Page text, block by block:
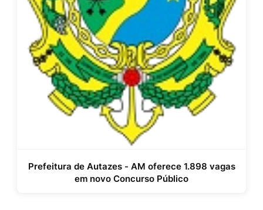
Prefeitura de Autazes - AM oferece 1.898 vagas
em novo Concurso Público